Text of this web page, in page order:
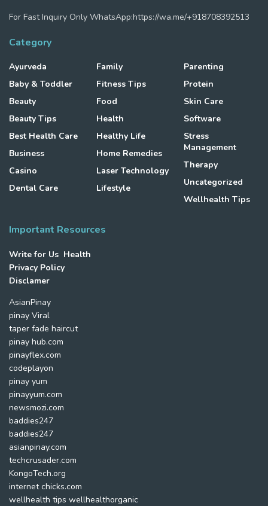
For Fast Inquiry Only WhatsApp:https://wa.me/+918708392513
Category
Ayurveda
Baby & Toddler
Beauty
Beauty Tips
Best Health Care
Business
Casino
Dental Care
Family
Fitness Tips
Food
Health
Healthy Life
Home Remedies
Laser Technology
Lifestyle
Parenting
Protein
Skin Care
Software
Stress
Management
Therapy
Uncategorized
Wellhealth Tips
Important Resources
Write for Us Health
Privacy Policy
Disclamer
AsianPinay
pinay Viral
taper fade haircut
pinay hub.com
pinayflex.com
codeplayon
pinay yum
pinayyum.com
newsmozi.com
baddies247
baddies247
asianpinay.com
techcrusader.com
KongoTech.org
internet chicks.com
wellhealth tips wellhealthorganic